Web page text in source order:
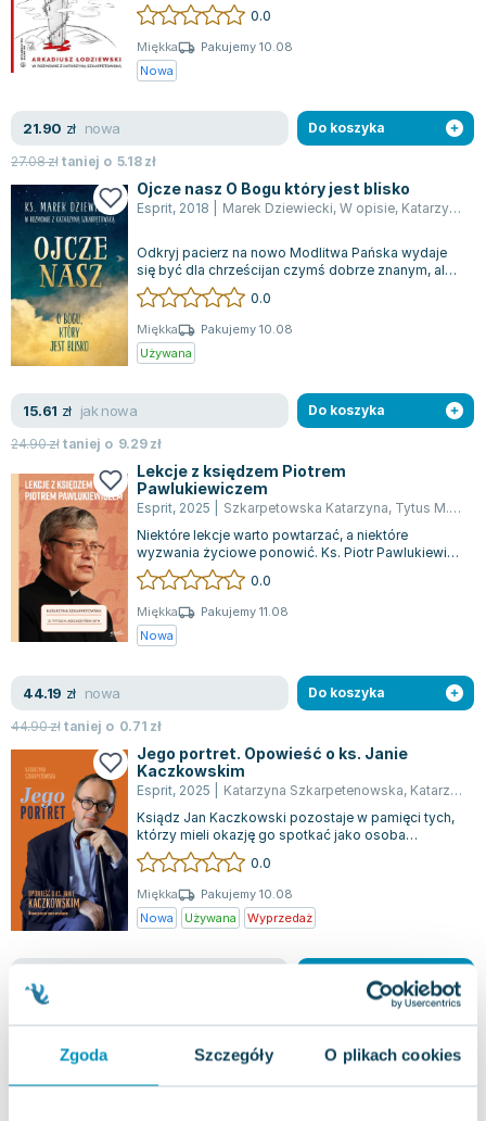
Zgoda Szczegóły O plikach cookies
Joseph Murphy
Jan Sztaudynger
Aleksander Puszkin
Małgorzata Ohme
Maddie Ziegler
Leszek Czarnecki
Joanna Racewicz
Maria Seweryn
Janina Zającówna
Eric Helms
Anna Prus (oprac.)
Nela Mała Reporterka
Barbara Wrzesińska
Terry Pratchett
Virginia Woolf
Lorraine Warren
Ajahn Brahm
Lucinda Riley
Jacek Walkiewicz
poradników. Rozmowa z Arkadiuszem Ło...
0.0
Miękka
Pakujemy 10.08
Nowa
21.90 zł nowa
27.08złtaniej o 5.18zł
Do koszyka
Ojcze nasz O Bogu który jest blisko
Esprit, 2018 Marek Dziewiecki, W opisie, Katarzyna Szkarpe
Odkryj pacierz na nowo Modlitwa Pańska wydaje
się być dla chrześcijan czymś dobrze znanym, ale
każde jej zdanie kryje w sobie boga...
0.0
Miękka
Pakujemy 10.08
Używana
15.61 zł jak nowa
24.90złtaniej o 9.29zł
Do koszyka
Lekcje z księdzem Piotrem
Pawlukiewiczem
Esprit, 2025 Szkarpetowska Katarzyna, Tytus M. Boguszyński
Niektóre lekcje warto powtarzać, a niektóre
wyzwania życiowe ponowić. Ks. Piotr Pawlukiewicz
nadal służy jako przewodnik w tej pod...
0.0
Miękka
Pakujemy 11.08
Nowa
44.19 zł nowa
44.90złtaniej o 0.71 zł
Do koszyka
Jego portret. Opowieść o ks. Janie
Kaczkowskim
Esprit, 2025 Katarzyna Szkarpetenowska, Katarzyna Szkarpe
Ksiądz Jan Kaczkowski pozostaje w pamięci tych,
którzy mieli okazję go spotkać jako osoba
bezkompromisowa, lecz pełna empatii. Mim...
0.0
Miękka
Pakujemy 10.08
Nowa
Używana Wyprzedaż
39.90zł
2014| Karol Wojteczek,opracowanie zbiorowe